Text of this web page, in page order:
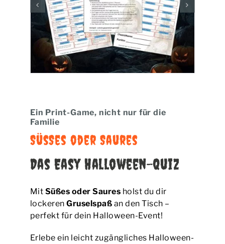
EVENTS
KONTAKT
Ein Print-Game, nicht nur für die
Familie
Süßes oder Saures
Das Easy Halloween-Quiz
Mit Süßes oder Saures holst du dir
lockerenGruselspaß an den Tisch –
perfekt für dein Halloween-Event!
Erlebe ein leicht zugängliches Halloween-